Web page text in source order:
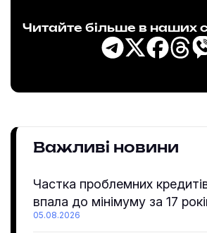
Читайте більше в наших
Важливі новини
Частка проблемних
впала до мінімуму за 17
05.08.2026